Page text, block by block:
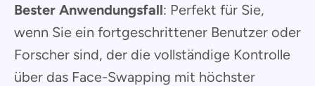
Bester Anwendungsfall: Perfekt für Sie,
wenn Sie ein fortgeschrittener Benutzer oder
Forscher sind, der die vollständige Kontrolle
über das Face-Swapping mit höchster